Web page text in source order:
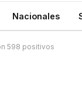
Nacionales
598 positivos